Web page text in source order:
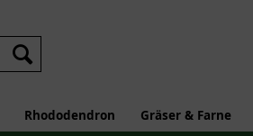
Rhododendron Gräser & Farne